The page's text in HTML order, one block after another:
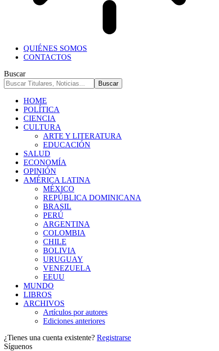
QUIÉNES SOMOS
CONTACTOS
Buscar
HOME
POLÍTICA
CIENCIA
CULTURA
ARTE Y LITERATURA
EDUCACIÓN
SALUD
ECONOMÍA
OPINIÓN
AMÉRICA LATINA
MÉXICO
REPÚBLICA DOMINICANA
BRASIL
PERÚ
ARGENTINA
COLOMBIA
CHILE
BOLIVIA
URUGUAY
VENEZUELA
EEUU
MUNDO
LIBROS
ARCHIVOS
Artículos por autores
Ediciones anteriores
¿Tienes una cuenta existente? Registrarse
Síguenos